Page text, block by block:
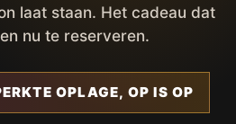
laat staan. Het cadeau dat
nu te reserveren.
OPLAGE, OP IS OP